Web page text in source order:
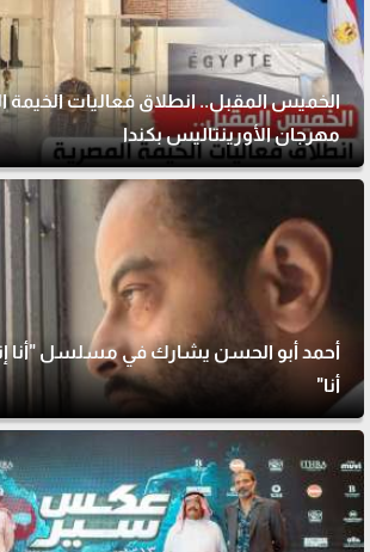
الخميس المقبل.. انطلاق فعاليات الخيمة
مهرجان الأورينتاليس بكندا
أحمد أبو الحسن يشارك في مسلسل "أنا
أنا"